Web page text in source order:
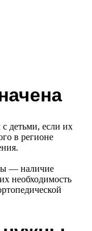
детьми, если их
в регионе
— наличие
необходимость